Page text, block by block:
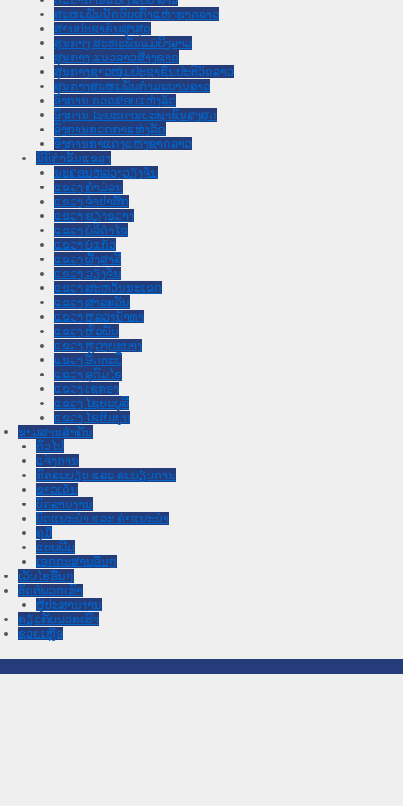
ສະຫະພັນນັກຮົບເກົ່າແຫ່ງຊາດລາວ
ສານປະຊາຊົນສູງສຸດ
ສູນກາງ ສະຫະພັນແມ່ຍິງລາວ
ສູນກາງ ແນວລາວສ້າງຊາດ
ສູນກາງຊາວໜຸ່ມປະຊາຊົນປະຕິວັດລາວ
ສູນກາງສະຫະພັນກຳມະບານລາວ
ອົງການ ກວດສອບແຫ່ງລັດ
ອົງການ ໄອຍະການປະຊາຊົນສູງສຸດ
ອົງການກວດກາແຫ່ງລັດ
ອົງການກາແດງແຫ່ງຊາດລາວ
ນິຕິກໍາຂັ້ນແຂວງ
ນະ​ຄອນ​ຫລວງວຽງຈັນ
ແຂວງ ຄໍາມ່ວນ
ແຂວງ ຈໍາປາສັກ
ແຂວງ ຊຽງຂວາງ
ແຂວງ ບໍລິຄໍາໄຊ
ແຂວງ ບໍ່ແກ້ວ
ແຂວງ ຜົ້ງສາລີ
ແຂວງ ວຽງຈັນ
ແຂວງ ສະຫວັນນະເຂດ
ແຂວງ ສາລະວັນ
ແຂວງ ຫລວງນໍ້າທາ
ແຂວງ ຫົວພັນ
ແຂວງ ຫຼວງພະບາງ
ແຂວງ ອັດຕະປື
ແຂວງ ອຸດົມໄຊ
ແຂວງ ເຊກອງ
ແຂວງ ໄຊຍະບູລີ
ແຂວງ ໄຊສົມບູນ
ຂ່າວສານສໍາຄັນ
​ທົ່ວ​ໄປ
ແຈ້ງການ
ກົດລະບຽບ ແລະ ລະບຽບການ
ຂ່າວເດັ່ນ
ບົດລາຍງານ
ບົດແນະນໍາ ແລະ ຄໍາແນະນໍາ
ຄູ່ມື
ແບບພີມ
ເອກກະສານອື່ນໆ
ເວັບໄຊອື່ນໆ
ຕິດຕໍ່ພວກເຮົາ
ຜູ້ປະສານງານ
ກ່ຽວກັບພວກເຮົາ
ຊ່ວຍເຫຼືອ